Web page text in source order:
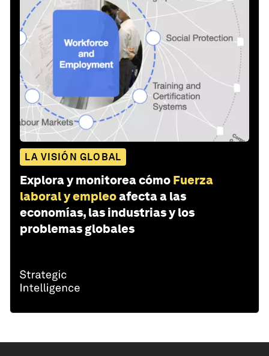
LA VISIÓN GLOBAL
Explora y monitorea cómo Fuerza
laboral y empleoafecta a las
economías, las industrias y los
problemas globales